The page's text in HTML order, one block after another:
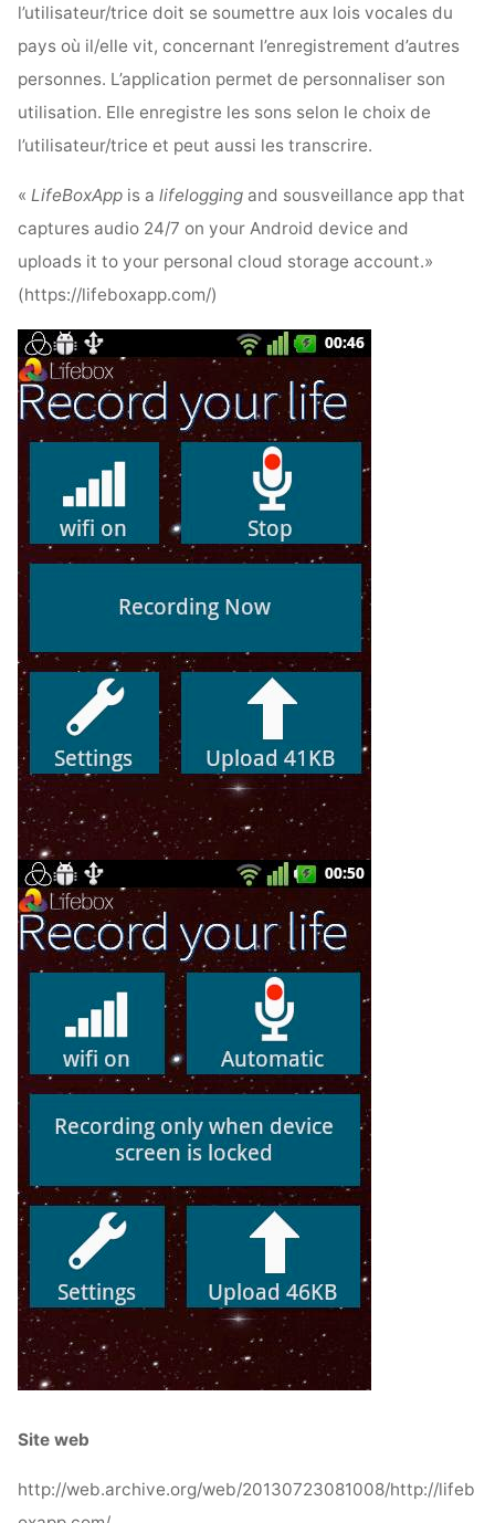
l’utilisateur/trice doit se soumettre aux lois vocales du
pays où il/elle vit, concernant l’enregistrement d’autres
personnes. L’application permet de personnaliser son
utilisation. Elle enregistre les sons selon le choix de
l’utilisateur/trice et peut aussi les transcrire.
«LifeBoxApp is alifelogging and sousveillance app that
captures audio 24/7 on your Android device and
uploads it to your personal cloud storage account.»
(https://lifeboxapp.com/)
Site web
http://web.archive.org/web/20130723081008/http://lifeb